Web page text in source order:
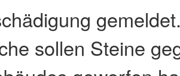
sollen Steine